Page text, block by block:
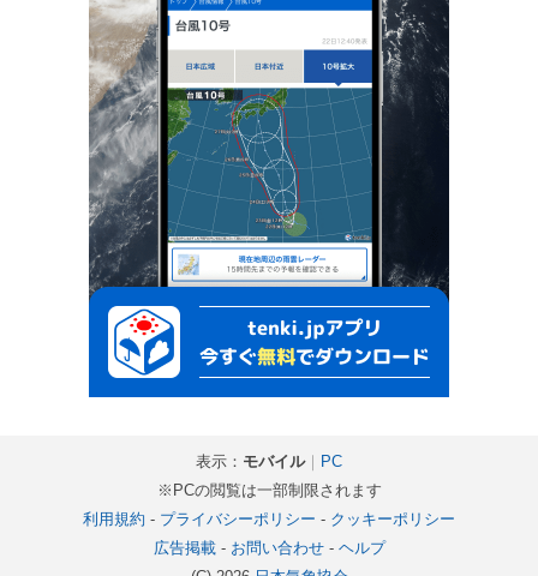
表示： モバイル｜
PC
※PCの閲覧は一部制限されます
利用規約 - プライバシーポリシー - クッキーポリシー
広告掲載- お問い合わせ- ヘルプ